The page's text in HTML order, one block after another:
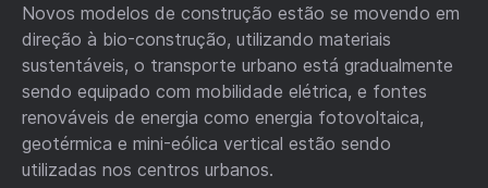
Novos modelos de construção estão se movendo em
direção à bio-construção, utilizando materiais
sustentáveis, o transporte urbano está gradualmente
sendo equipado com mobilidade elétrica, e fontes
renováveis de energia como energia fotovoltaica,
geotérmica e mini-eólica vertical estão sendo
utilizadas nos centros urbanos.